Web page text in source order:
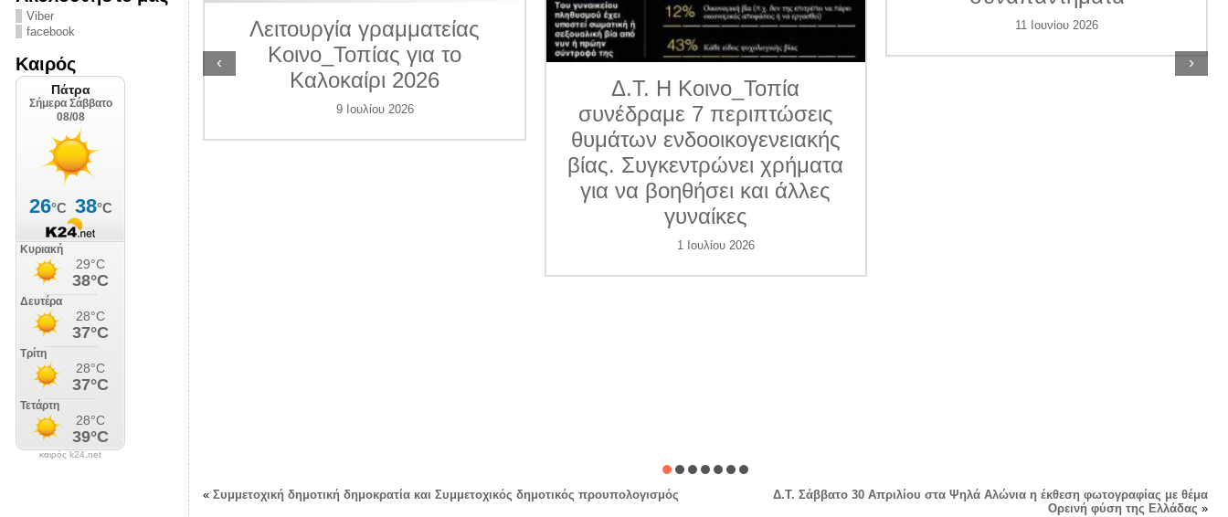
Viber
facebook
Καιρός
καιρός k24.net
Ιουλίου 2026
Λειτουργία γραμματείας
Κοινο_Τοπίας για το
Καλοκαίρι 2026
9 Ιουλίου 2026
Δ.Τ. Η Κοινο_Τοπία
συνέδραμε 7 περιπτώσεις
θυμάτων ενδοοικογενειακής
βίας. Συγκεντρώνει χρήματα
για να βοηθήσει και άλλες
γυναίκες
1 Ιουλίου 2026
11 Ιουνίου 2026
‹ ›
« Συμμετοχική δημοτική δημοκρατία και Συμμετοχικός δημοτικός προυπολογισμός
Δ.Τ. Σάββατο 30 Απριλίου στα Ψηλά Αλώνια η έκθεση φωτογραφίας με θέμα
Ορεινή φύση της Ελλάδας »